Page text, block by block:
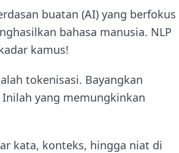
buatan (AI) yang berfokus
bahasa manusia. NLP
kamus!
tokenisasi. Bayangkan
Inilah yang memungkinkan
kata, konteks, hingga niat di